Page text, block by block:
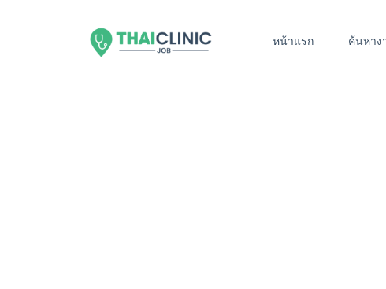
หน้าแรก ค้นหาง